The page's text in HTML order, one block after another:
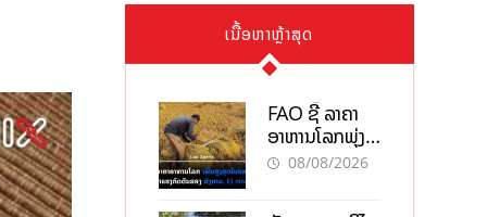
ເນື້ອຫາຫຼ້າສຸດ
FAO ຊີ້ ລາຄາ
ອາຫານໂລກພຸ່ງ
ສູງສຸດໃນຮອບ 3
08/08/2026